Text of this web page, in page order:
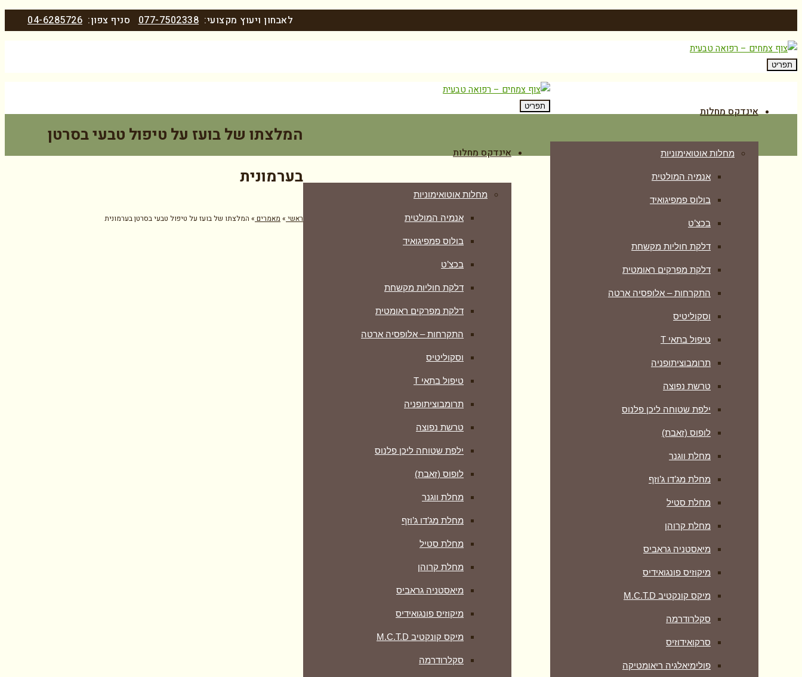
לאבחון ויעוץ מקצועי: 077-7502338 סניף צפון: 04-6285726
תפריט
אינדקס מחלות
מחלות אוטואימוניות
אנמיה המולטית
בולוס פמפיגואיד
בכצ’ט
דלקת חוליות מקשחת
דלקת מפרקים ראומטית
התקרחות – אלופסיה ארטה
וסקוליטיס
טיפול בתאי T
תרומבוציתופניה
טרשת נפוצה
ילפת שטוחה ליכן פלנוס
לופוס (זאבת)
מחלת ווגנר
מחלת מג’דו ג’וזף
מחלת סטיל
מחלת קרוהן
מיאסטניה גראביס
מיקוזיס פונגואידיס
מיקס קונקטיב M.C.T.D
סקלרודרמה
סרקואידוזיס
פולימיאלגיה ריאומטיקה
תפריט
אינדקס מחלות
מחלות אוטואימוניות
אנמיה המולטית
בולוס פמפיגואיד
בכצ’ט
דלקת חוליות מקשחת
דלקת מפרקים ראומטית
התקרחות – אלופסיה ארטה
וסקוליטיס
טיפול בתאי T
תרומבוציתופניה
טרשת נפוצה
ילפת שטוחה ליכן פלנוס
לופוס (זאבת)
מחלת ווגנר
מחלת מג’דו ג’וזף
מחלת סטיל
מחלת קרוהן
מיאסטניה גראביס
מיקוזיס פונגואידיס
מיקס קונקטיב M.C.T.D
סקלרודרמה
המלצתו של בועז על טיפול טבעי בסרטן
בערמונית
ראשי » מאמרים » המלצתו של בועז על טיפול טבעי בסרטן בערמונית